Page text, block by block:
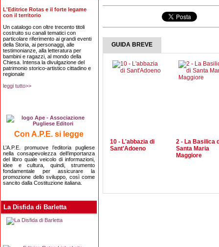
L'Editrice Rotas e il forte legame
con il territorio
Un catalogo con oltre trecento titoli
costruito su canali tematici con
particolare riferimento ai grandi eventi
della Storia, ai personaggi, alle
testimonianze, alla letteratura per
bambini e ragazzi, al mondo della
Chiesa. Intensa la divulgazione del
patrimonio storico-artistico cittadino e
regionale
leggi tutto>>
Con A.P.E. si legge
L’A.P.E. promuove l’editoria pugliese
nella consapevolezza dell’importanza
del libro quale veicolo di informazioni,
idee e cultura, quindi, strumento
fondamentale per assicurare la
promozione dello sviluppo, così come
sancito dalla Costituzione italiana.
La Disfida di Barletta
GUIDA BREVE
10 - L'abbazia di
Sant'Adoeno
2 - La Basilica
Santa Maria
Maggiore